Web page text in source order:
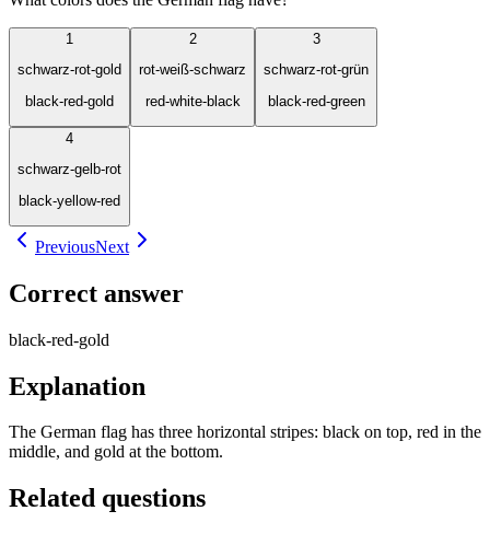
1
schwarz-rot-gold
black-red-gold
2
rot-weiß-schwarz
red-white-black
3
schwarz-rot-grün
black-red-green
4
schwarz-gelb-rot
black-yellow-red
PreviousNext
Correct answer
black-red-gold
Explanation
The German flag has three horizontal stripes: black on top, red in the
middle, and gold at the bottom.
Related questions